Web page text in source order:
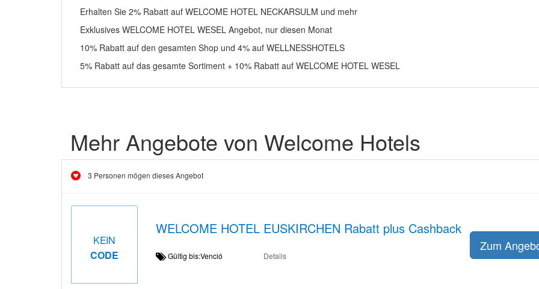
Erhalten Sie 2% Rabatt auf WELCOME HOTEL NECKARSULM und mehr
Exklusives WELCOME HOTEL WESEL Angebot, nur diesen Monat
10% Rabatt auf den gesamten Shop und 4% auf WELLNESSHOTELS
5% Rabatt auf das gesamte Sortiment + 10% Rabatt auf WELCOME HOTEL WESEL
Mehr Angebote von Welcome Hotels
3 Personen mögen dieses Angebot
KEIN
CODE
WELCOME HOTEL EUSKIRCHEN Rabatt plus Cashback
Gültig bis:Venció Details
Zum